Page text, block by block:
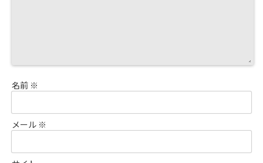
名前 ※
メール ※